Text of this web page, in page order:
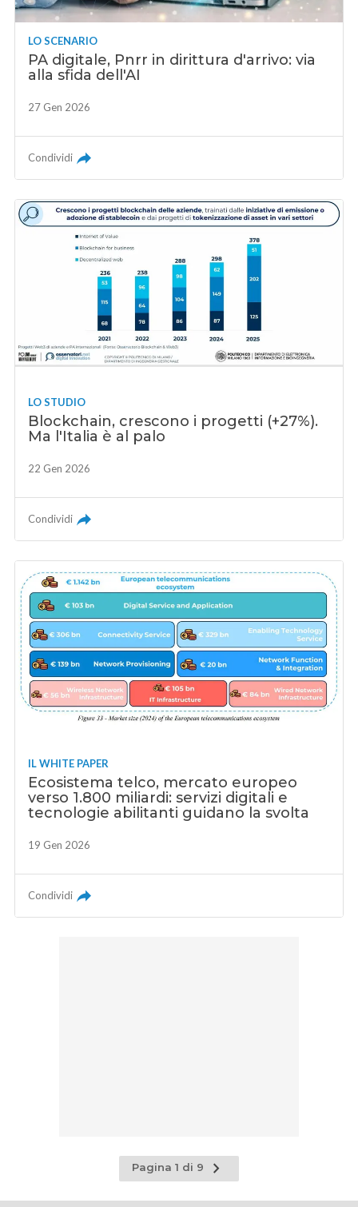
LO SCENARIO
PA digitale, Pnrr in dirittura d'arrivo: via
alla sfida dell'AI
27 Gen 2026
Condividi
LO STUDIO
Blockchain, crescono i progetti (+27%).
Ma l'Italia è al palo
22 Gen 2026
Condividi
IL WHITE PAPER
Ecosistema telco, mercato europeo
verso 1.800 miliardi: servizi digitali e
tecnologie abilitanti guidano la svolta
19 Gen 2026
Condividi
Pagina 1 di 9
Pagina
successiva